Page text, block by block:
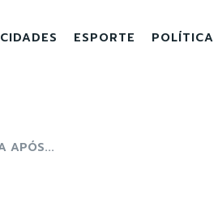
CIDADES ESPORTE POLÍTICA
APÓS...